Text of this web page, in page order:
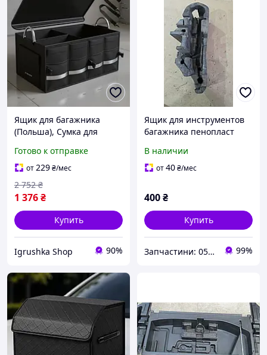
Ящик для багажника
(Польша), Сумка для
органайзер корзина для
авто, RYH
Готово к отправке
от229₴/мес
1 376₴
2 752 ₴
Купить
Igrushka Shop 90%
Ящик для инструментов
багажника пенопласт
Megane II 2002-2006 1.4
бензин хэтчбек
В наличии
от40₴/мес
400₴
Купить
Запчастини: 0505243073 та обладнання: 0669705589 99%